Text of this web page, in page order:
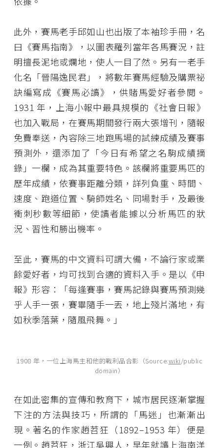
此外，賽馬老手邱如山也出版了本袖珍手冊，名
曰《賽馬指南》，以圖表羅列當年各馬賽況，註
明擅長泥地或爛地，使人一目了然。另有一老手
化名「晉陽逸民君」，將數年賽馬經驗及購票祕
訣編寫成《賽馬必讀》，供賭馬愛好者參閱。
1931 年，上海小報中最具規模的《社會日報》
也加入戰局，在賽馬期間發行兩大張增刊，隨報
免費奉送，內容除三地跑馬場的試練成績及賽事
預測外，還添加了「今日有希望之名駒成績摘
錄」一欄，成為其重要特色。該欄將重要馬匹的
歷年成績，依賽事距離分類，詳列負重、時間、
速度、跑道位置、騎師姓名、同場對手，及最後
衝刺秒數等細節，使讀者能據以分析馬匹的狀
況、習性和勝出機率。
至此，賽馬的中文資料可謂大備，不論行家或業
餘愛好者，均可找到合適的資料入手。是以《申
報》形容：「每逢賽事，賽馬記錄與賽馬預測幾
乎人手一張，賽畢隨手一丟，地上殘片滿地，有
如秋季落葉，隨風飛舞。」
1908 年，一位上海馬主和他的戰利品合影（Source:wiki/public
domain）
在如此密集的宣傳和教育下，城市居民逐漸掌握
下注的方法與技巧，所謂的「馬迷」也漸漸出
現。著名的作家趙苕狂（1892–1953 年）便是
一例。趙苕狂，浙江吳興人，早年就讀上海南洋